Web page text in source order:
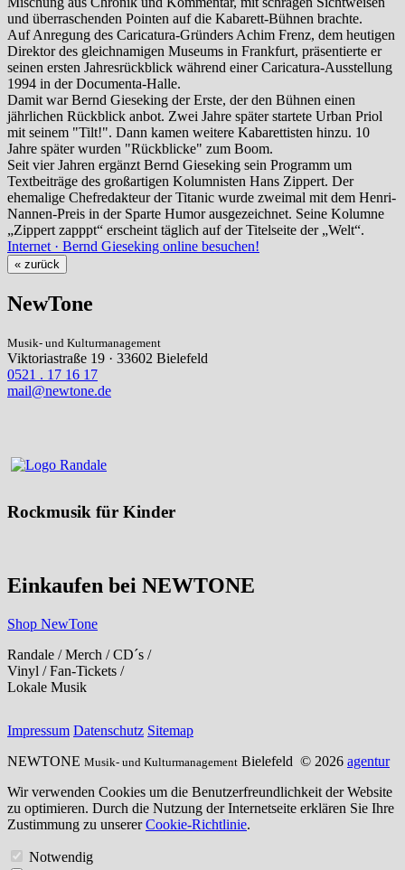
und überraschenden Pointen auf die Kabarett-Bühnen brachte.
Auf Anregung des Caricatura-Gründers Achim Frenz, dem heutigen
Direktor des gleichnamigen Museums in Frankfurt, präsentierte er
seinen ersten Jahresrückblick während einer Caricatura-Ausstellung
1994 in der Documenta-Halle.
Damit war Bernd Gieseking der Erste, der den Bühnen einen
jährlichen Rückblick anbot. Zwei Jahre später startete Urban Priol
mit seinem "Tilt!". Dann kamen weitere Kabarettisten hinzu. 10
Jahre später wurden "Rückblicke" zum Boom.
Seit vier Jahren ergänzt Bernd Gieseking sein Programm um
Textbeiträge des großartigen Kolumnisten Hans Zippert. Der
ehemalige Chefredakteur der Titanic wurde zweimal mit dem Henri-
Nannen-Preis in der Sparte Humor ausgezeichnet. Seine Kolumne
„Zippert zapppt“ erscheint täglich auf der Titelseite der „Welt“.
Internet · Bernd Gieseking online besuchen!
« zurück
NewTone
Musik- und Kulturmanagement
Viktoriastraße 19 · 33602 Bielefeld
0521 . 17 16 17
mail@newtone.de
Rockmusik für Kinder
Einkaufen bei NEWTONE
Shop NewTone
Randale / Merch / CD´s /
Vinyl / Fan-Tickets /
Lokale Musik
Impressum Datenschutz Sitemap
NEWTONE Musik- und Kulturmanagement Bielefeld © 2026 agentur
Wir verwenden Cookies um die Benutzerfreundlichkeit der Website
zu optimieren. Durch die Nutzung der Internetseite erklären Sie Ihre
Zustimmung zu unsererCookie-Richtlinie.
Notwendig